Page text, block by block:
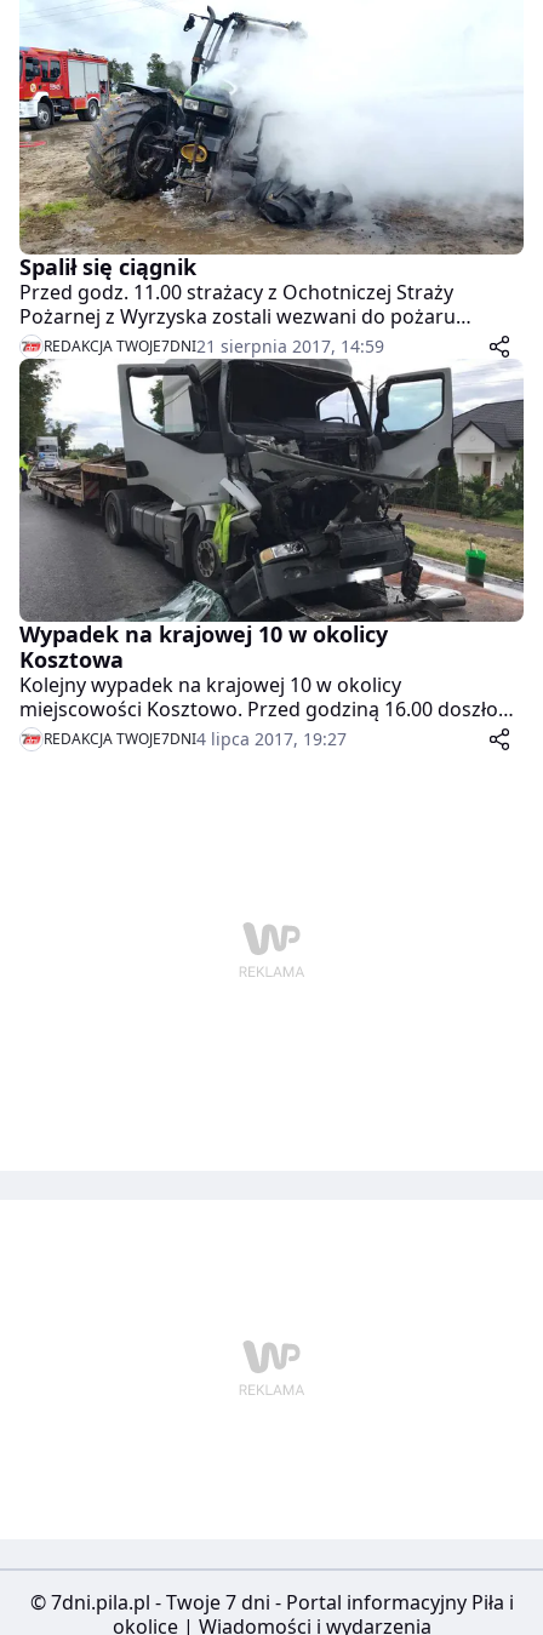
Spalił się ciągnik
Przed godz. 11.00 strażacy z Ochotniczej Straży
Pożarnej z Wyrzyska zostali wezwani do pożaru
ciągnika w miejscowości Kosztowo.
REDAKCJA TWOJE7DNI21 sierpnia 2017, 14:59
Wypadek na krajowej 10 w okolicy
Kosztowa
Kolejny wypadek na krajowej 10 w okolicy
miejscowości Kosztowo. Przed godziną 16.00 doszło
tam do zderzenia dwóch samochodów ciężarowych z
naczepami. W wyniku wypadku dwie osoby odniosły
REDAKCJA TWOJE7DNI4 lipca 2017, 19:27
© 7dni.pila.pl - Twoje 7 dni - Portal informacyjny Piła i
okolice | Wiadomości i wydarzenia